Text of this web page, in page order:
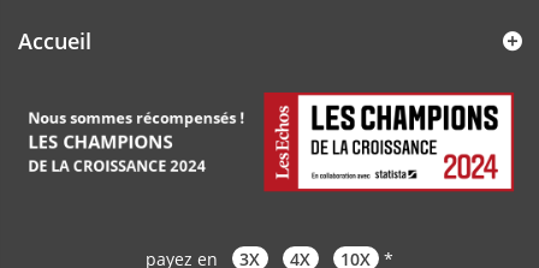
Accueil
payez en 3X 4X 10X *